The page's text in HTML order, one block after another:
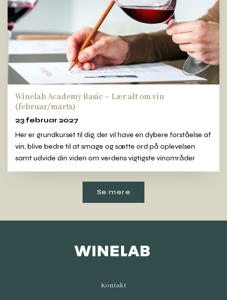
Winelab Academy Basic – Lær alt om vin
(februar/marts)
23 februar 2027
Her er grundkurset til dig, der vil have en dybere forståelse af
vin, blive bedre til at smage og sætte ord på oplevelsen
samt udvide din viden om verdens vigtigste vinområder
Se mere
Kontakt